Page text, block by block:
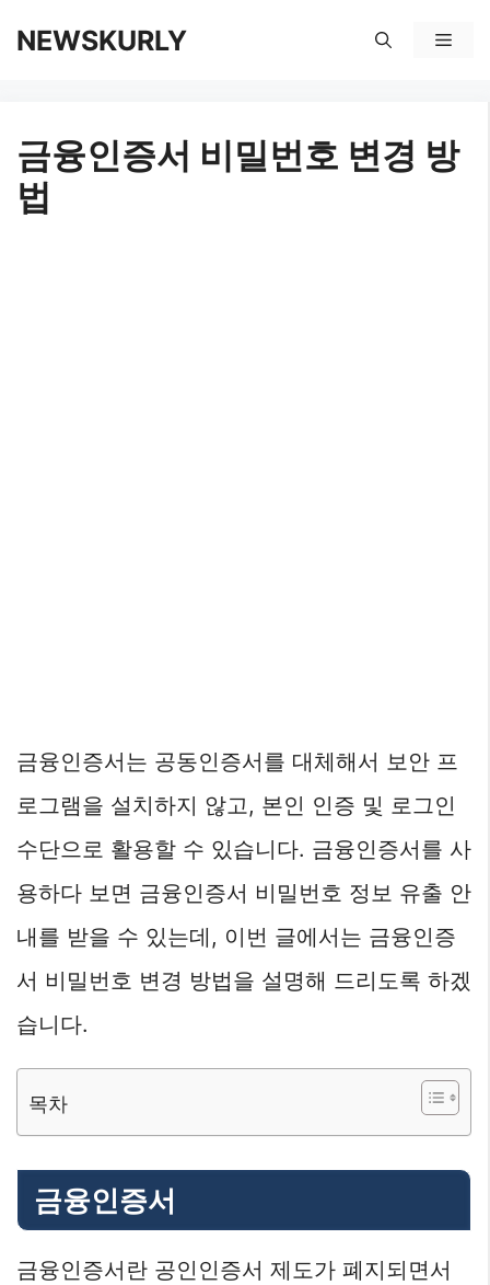
로
건
NEWSKURLY
메
금융인증서 비밀번호 변경 방
법
금융인증서는 공동인증서를 대체해서 보안 프
로그램을 설치하지 않고, 본인 인증 및 로그인
수단으로 활용할 수 있습니다. 금융인증서를 사
용하다 보면 금융인증서 비밀번호 정보 유출 안
내를 받을 수 있는데, 이번 글에서는 금융인증
서 비밀번호 변경 방법을 설명해 드리도록 하겠
습니다.
목차
금융인증서
금융인증서란 공인인증서 제도가 폐지되면서